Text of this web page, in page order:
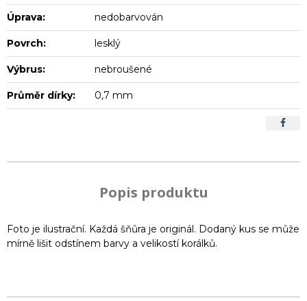
Úprava: nedobarvován
Povrch: lesklý
Výbrus: nebroušené
Průměr dírky: 0,7 mm
Popis produktu
Foto je ilustrační. Každá šňůra je originál. Dodaný kus se může
mírně lišit odstínem barvy a velikostí korálků.